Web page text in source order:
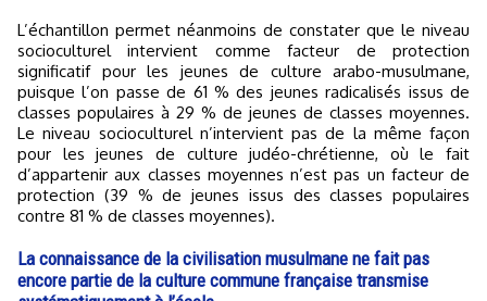
L’échantillon permet néanmoins de constater que le niveau
socioculturel intervient comme facteur de protection
significatif pour les jeunes de culture arabo-musulmane,
puisque l’on passe de 61 % des jeunes radicalisés issus de
classes populaires à 29 % de jeunes de classes moyennes.
Le niveau socioculturel n’intervient pas de la même façon
pour les jeunes de culture judéo-chrétienne, où le fait
d’appartenir aux classes moyennes n’est pas un facteur de
protection (39 % de jeunes issus des classes populaires
contre 81 % de classes moyennes).
La connaissance de la civilisation musulmane ne fait pas
encore partie de la culture commune française transmise